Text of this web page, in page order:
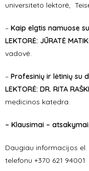
universiteto lektorė,
– Kaip elgtis namuose
LEKTORĖ: JŪRATĖ
vadovė.
– Profesinių ir lėtinių su
LEKTORĖ: DR. RITA
medicinos katedra.
– Klausimai –
Daugiau informacijos
telefonu +370 621 94001